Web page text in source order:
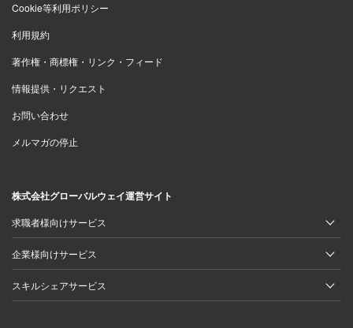
Cookie等利用ポリシー
利用規約
著作権・商標権・リンク・フィード
情報提供・リクエスト
お問い合わせ
メルマガの停止
株式会社グローバルウェイ運営サイト
求職者様向けサービス
企業様向けサービス
スキルシェアサービス